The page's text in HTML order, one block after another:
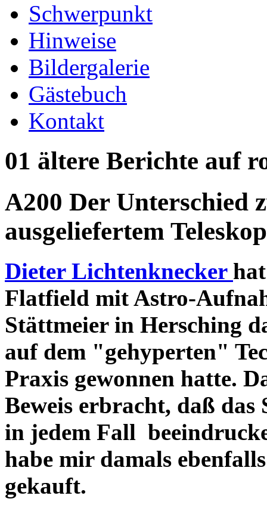
Schwerpunkt
Hinweise
Bildergalerie
Gästebuch
Kontakt
01 ältere Berichte auf
A200 Der Unterschied
ausgeliefertem
Dieter Lichtenknecker
Flatfield mit Astro-
Stättmeier in Hersching
auf dem "gehyperten"
Praxis gewonnen hatte.
Beweis erbracht, daß das
in jedem Fall
habe mir damals
gekauft.